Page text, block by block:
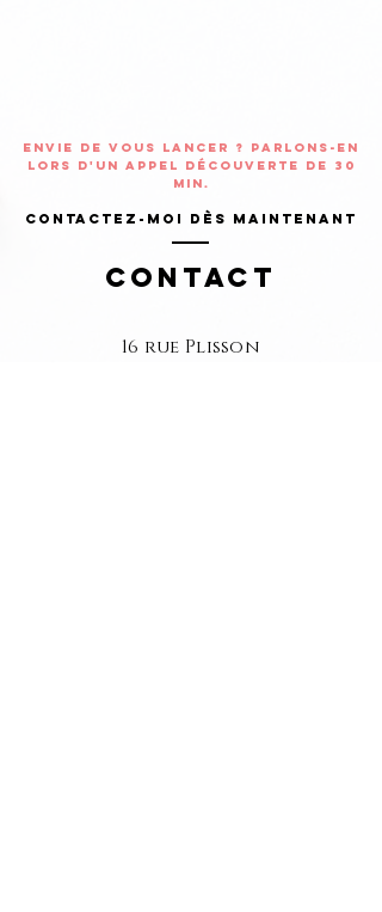
Envie de vous lancer ? Parlons-en
lors d'un appel découverte de 30
min.
Contactez-moi dès maintenant
Contact
16 rue Plisson